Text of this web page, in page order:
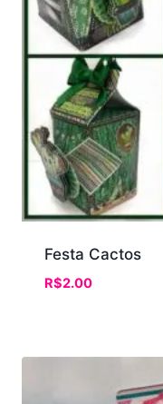
Festa Cactos
R$2.00